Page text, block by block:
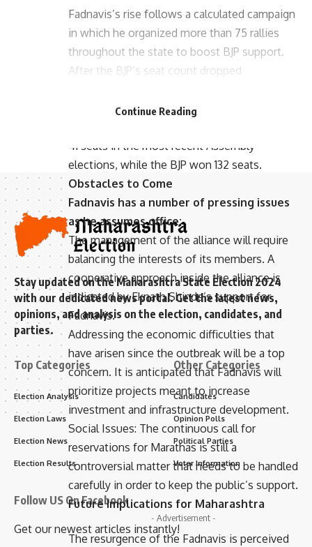
Fadnavis’s rise follows a calculated campaign
in which he organized more than 75 rallies
throughout the state to boost BJP support.
After the BJP’s seat count dropped
his leadership was essential in boosting party
41 seats in the most recent Assembly
elections, while the BJP won 132 seats.
Obstacles to Come
Fadnavis has a number of pressing issues
as he assumes office:
The management of the alliance will require
balancing the interests of its members. A
cooperative approach inside the alliance is
indicated by Eknath Shinde’s support for
Fadnavis.
Addressing the economic difficulties that
have arisen since the outbreak will be a top
concern. It is anticipated that Fadnavis will
prioritize projects meant to increase
investment and infrastructure development.
Social Issues: The continuous call for
reservations for Marathas is still a
controversial matter that needs to be handled
carefully in order to keep the public’s support.
Future Implications for Maharashtra
- Advertisement -
The resurgence of the Fadnavis is perceived
Continue Reading
Stay updated on the Maharashtra State Election 2024
with our dedicated news portal. Get the latest news,
opinions, and analysis on the election, candidates, and
parties.
Top Categories
Election Analysis
Election Laws
Election News
Election Results
Other Categories
Candidates
Opinion Polls
Political Parties
Voter Information
Follow US On Facebook
Get our newest articles instantly!